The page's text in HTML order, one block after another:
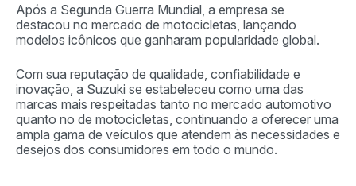
Após a Segunda Guerra Mundial, a empresa se
destacou no mercado de motocicletas, lançando
modelos icônicos que ganharam popularidade global.
Com sua reputação de qualidade, confiabilidade e
inovação, a Suzuki se estabeleceu como uma das
marcas mais respeitadas tanto no mercado automotivo
quanto no de motocicletas, continuando a oferecer uma
ampla gama de veículos que atendem às necessidades e
desejos dos consumidores em todo o mundo.